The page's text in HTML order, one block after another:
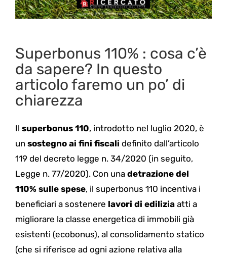
Superbonus 110% : cosa c’è
da sapere? In questo
articolo faremo un po’ di
chiarezza
Il superbonus 110, introdotto nel luglio 2020, è
un sostegno ai fini fiscali definito dall’articolo
119 del decreto legge n. 34/2020 (in seguito,
Legge n. 77/2020). Con una detrazione del
110% sulle spese, il superbonus 110 incentiva i
beneficiari a sostenere lavori di ediliziaatti a
migliorare la classe energetica di immobili già
esistenti (ecobonus), al consolidamento statico
(che si riferisce ad ogni azione relativa alla